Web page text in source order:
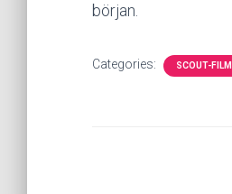
början.
Categories: SCOUT-